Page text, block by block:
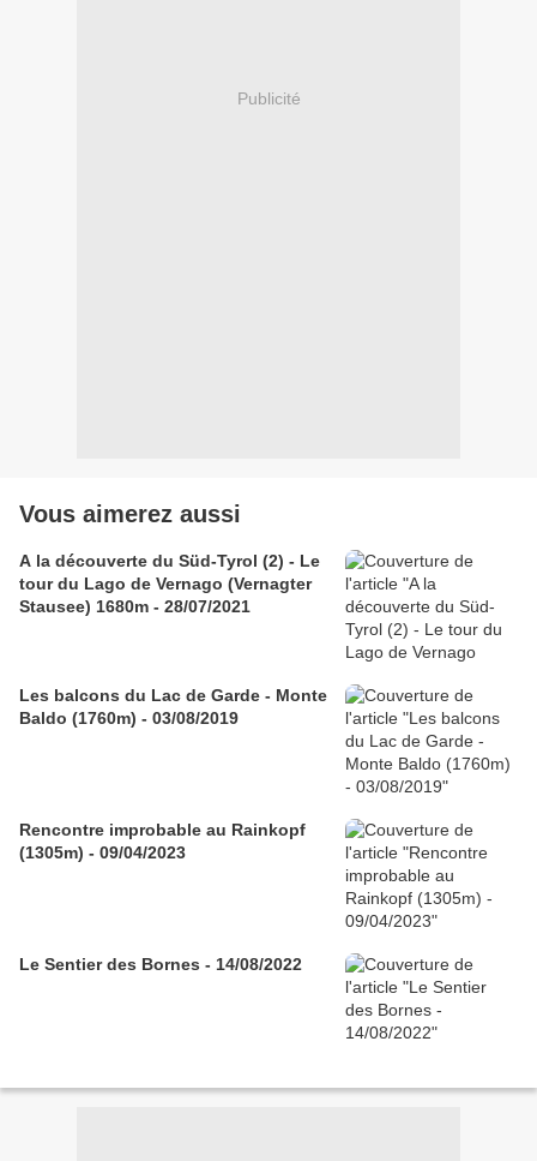
Publicité
Vous aimerez aussi
A la découverte du Süd-Tyrol (2) - Le
tour du Lago de Vernago (Vernagter
Stausee) 1680m - 28/07/2021
Les balcons du Lac de Garde - Monte
Baldo (1760m) - 03/08/2019
Rencontre improbable au Rainkopf
(1305m) - 09/04/2023
Le Sentier des Bornes - 14/08/2022